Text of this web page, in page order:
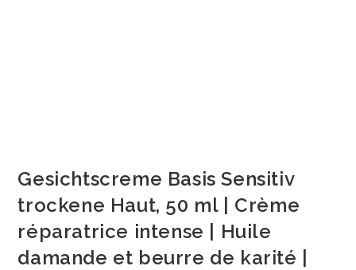
Gesichtscreme Basis Sensitiv
trockene Haut, 50 ml | Crème
réparatrice intense | Huile
damande et beurre de karité |